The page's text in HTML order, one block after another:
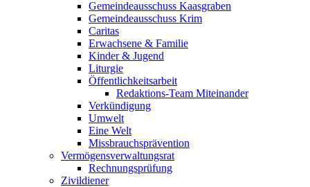
Gemeindeausschuss Kaasgraben
Gemeindeausschuss Krim
Caritas
Erwachsene & Familie
Kinder & Jugend
Liturgie
Öffentlichkeitsarbeit
Redaktions-Team Miteinander
Verkündigung
Umwelt
Eine Welt
Missbrauchsprävention
Vermögensverwaltungsrat
Rechnungsprüfung
Zivildiener